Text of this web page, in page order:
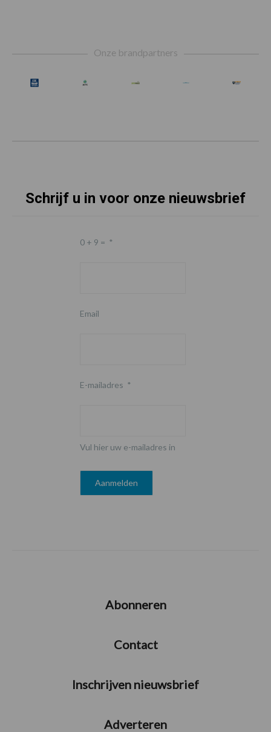
Onze brandpartners
Schrijf u in voor onze nieuwsbrief
0 + 9 = *
Email
E-mailadres *
Vul hier uw e-mailadres in
Abonneren
Contact
Inschrijven nieuwsbrief
Adverteren